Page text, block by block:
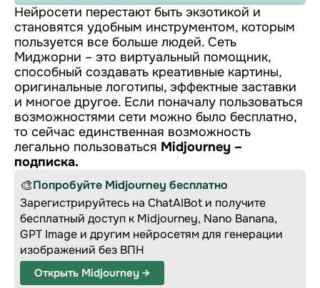
Нейросети перестают быть экзотикой и
становятся удобным инструментом, которым
пользуется все больше людей. Сеть
Миджорни – это виртуальный помощник,
способный создавать креативные картины,
оригинальные логотипы, эффектные заставки
и многое другое. Если поначалу пользоваться
возможностями сети можно было бесплатно,
то сейчас единственная возможность
легально пользоваться Midjourney –
подписка.
🎨Попробуйте Midjourney бесплатно
Зарегистрируйтесь на ChatAIBot и получите
бесплатный доступ к Midjourney, Nano Banana,
GPT Image и другим нейросетям для генерации
изображений без ВПН
Открыть Midjourney →